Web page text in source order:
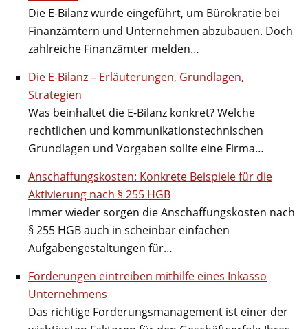
Die E-Bilanz wurde eingeführt, um Bürokratie bei
Finanzämtern und Unternehmen abzubauen. Doch
zahlreiche Finanzämter melden…
Die E-Bilanz – Erläuterungen, Grundlagen,
Strategien
Was beinhaltet die E-Bilanz konkret? Welche
rechtlichen und kommunikationstechnischen
Grundlagen und Vorgaben sollte eine Firma…
Anschaffungskosten: Konkrete Beispiele für die
Aktivierung nach § 255 HGB
Immer wieder sorgen die Anschaffungskosten nach
§ 255 HGB auch in scheinbar einfachen
Aufgabengestaltungen für…
Forderungen eintreiben mithilfe eines Inkasso
Unternehmens
Das richtige Forderungsmanagement ist einer der